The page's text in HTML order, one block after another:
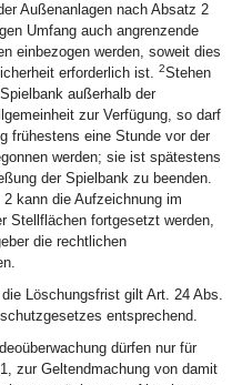
Außenanlagen nach Absatz 2
Umfang auch angrenzende
einbezogen werden, soweit dies
erforderlich ist. 2Stehen
außerhalb der
zur Verfügung, so darf
frühestens eine Stunde vor der
werden; sie ist spätestens
der Spielbank zu beenden.
kann die Aufzeichnung im
Stellflächen fortgesetzt werden,
die rechtlichen
Löschungsfrist gilt Art. 24 Abs.
entsprechend.
dürfen nur für
zur Geltendmachung von damit